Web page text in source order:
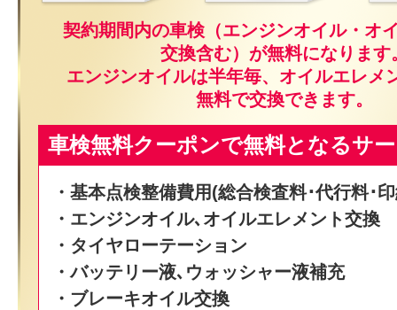
契約期間内の車検（エンジンオイル・オ
交換含む）が無料になります
エンジンオイルは半年毎、オイルエレメ
無料で交換できます。
車検無料クーポンで無料となるサ
・基本点検整備費用(総合検査料･代行料･
・エンジンオイル､オイルエレメント交換
・タイヤローテーション
・バッテリー液､ウォッシャー液補充
・ブレーキオイル交換